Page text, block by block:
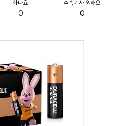
화나요
0
후속기사 원해요
0